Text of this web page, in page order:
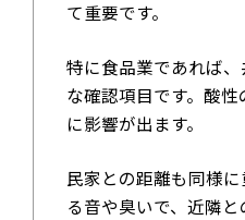
て重要です。
特に食品業であれば
な確認項目です。酸
に影響が出ます。
民家との距離も同様
る音や臭いで、近隣